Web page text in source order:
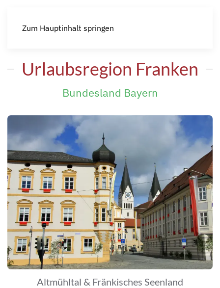
Zum Hauptinhalt springen
Urlaubsregion Franken
Bundesland Bayern
Altmühltal & Fränkisches Seenland